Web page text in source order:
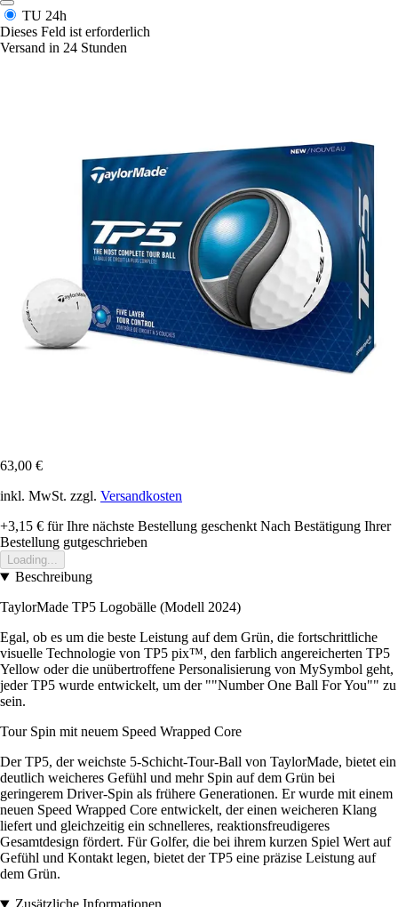
TU 24h
Dieses Feld ist erforderlich
Versand in 24 Stunden
63,00 €
inkl. MwSt. zzgl. Versandkosten
+3,15 € für Ihre nächste Bestellung geschenkt Nach Bestätigung Ihrer
Bestellung gutgeschrieben
Loading...
Beschreibung
TaylorMade TP5 Logobälle (Modell 2024)
Egal, ob es um die beste Leistung auf dem Grün, die fortschrittliche
visuelle Technologie von TP5 pix™, den farblich angereicherten TP5
Yellow oder die unübertroffene Personalisierung von MySymbol geht,
jeder TP5 wurde entwickelt, um der ""Number One Ball For You"" zu
sein.
Tour Spin mit neuem Speed Wrapped Core
Der TP5, der weichste 5-Schicht-Tour-Ball von TaylorMade, bietet ein
deutlich weicheres Gefühl und mehr Spin auf dem Grün bei
geringerem Driver-Spin als frühere Generationen. Er wurde mit einem
neuen Speed Wrapped Core entwickelt, der einen weicheren Klang
liefert und gleichzeitig ein schnelleres, reaktionsfreudigeres
Gesamtdesign fördert. Für Golfer, die bei ihrem kurzen Spiel Wert auf
Gefühl und Kontakt legen, bietet der TP5 eine präzise Leistung auf
dem Grün.